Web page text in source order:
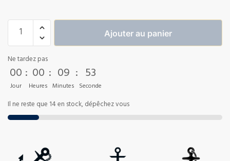
Ajouter au panier
Ne tardez pas
00
Jour
: 00
Heures
: 09
Minutes
: 52
Seconde
Il ne reste que 14 en stock, dépêchez vous